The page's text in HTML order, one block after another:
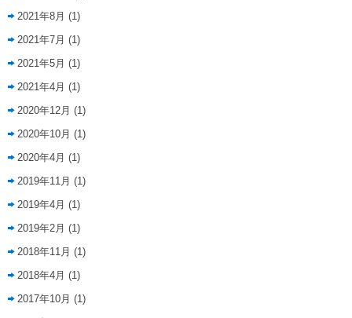
2021年8月 (1)
2021年7月 (1)
2021年5月 (1)
2021年4月 (1)
2020年12月 (1)
2020年10月 (1)
2020年4月 (1)
2019年11月 (1)
2019年4月 (1)
2019年2月 (1)
2018年11月 (1)
2018年4月 (1)
2017年10月 (1)